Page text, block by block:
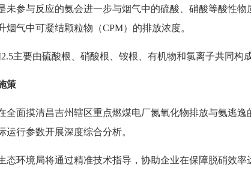
未参与反应的氨会进一步与烟气中的硫酸、硝酸等酸性
烟气中可凝结颗粒物（CPM）的排放浓度。
主要由硫酸根、硝酸根、 铵根 、有机物和氯离子共同构
策
全面摸清昌吉州辖区重点燃煤电厂氮氧化物排放与氨逃
运行参数开展深度综合分析。
态环境局将通过精准技术指导，协助企业在保障脱硝效